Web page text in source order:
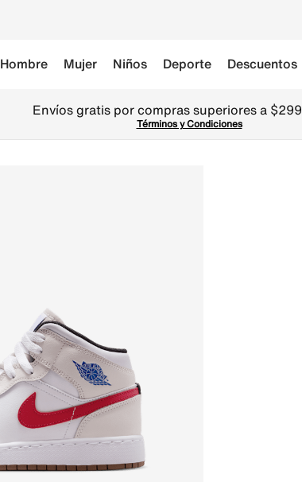
Hombre Mujer Niños Deporte Descuentos
Envíos gratis por compras superiores a
Términos y Condiciones